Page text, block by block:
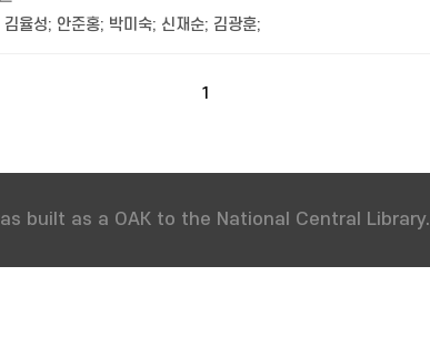
김율성; 안준홍; 박미숙; 신재순; 김광훈;
1
built as a OAK to the National Central Library.